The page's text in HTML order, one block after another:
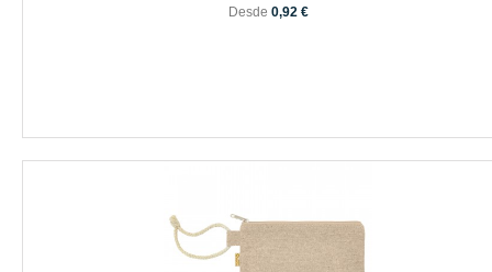
Desde 0,92 €